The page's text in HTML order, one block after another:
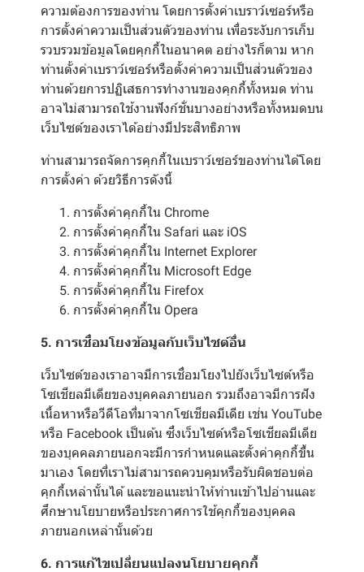
ความต้องการของท่าน โดยการตั้งค่าเบราว์เซอร์หรือ
การตั้งค่าความเป็นส่วนตัวของท่าน เพื่อระงับการเก็บ
รวบรวมข้อมูลโดยคุกกี้ในอนาคต อย่างไรก็ตาม หาก
ท่านตั้งค่าเบราว์เซอร์หรือตั้งค่าความเป็นส่วนตัวของ
ท่านด้วยการปฏิเสธการทำงานของคุกกี้ทั้งหมด ท่าน
อาจไม่สามารถใช้งานฟังก์ชั่นบางอย่างหรือทั้งหมดบน
เว็บไซต์ของเราได้อย่างมีประสิทธิภาพ
ท่านสามารถจัดการคุกกี้ในเบราว์เซอร์ของท่านได้โดย
การตั้งค่า ด้วยวิธีการดังนี้
การตั้งค่าคุกกี้ใน Chrome
การตั้งค่าคุกกี้ใน Safari และ iOS
การตั้งค่าคุกกี้ใน Internet Explorer
การตั้งค่าคุกกี้ใน Microsoft Edge
การตั้งค่าคุกกี้ใน Firefox
การตั้งค่าคุกกี้ใน Opera
5. การเชื่อมโยงข้อมูลกับเว็บไซต์อื่น
เว็บไซต์ของเราอาจมีการเชื่อมโยงไปยังเว็บไซต์หรือ
โซเชียลมีเดียของบุคคลภายนอก รวมถึงอาจมีการฝัง
เนื้อหาหรือวีดีโอที่มาจากโซเชียลมีเดีย เช่น YouTube
หรือ Facebook เป็นต้น ซึ่งเว็บไซต์หรือโซเชียลมีเดีย
ของบุคคลภายนอกจะมีการกำหนดและตั้งค่าคุกกี้ขึ้น
มาเอง โดยที่เราไม่สามารถควบคุมหรือรับผิดชอบต่อ
คุกกี้เหล่านั้นได้ และขอแนะนำให้ท่านเข้าไปอ่านและ
ศึกษานโยบายหรือประกาศการใช้คุกกี้ของบุคคล
ภายนอกเหล่านั้นด้วย
6. การแก้ไขเปลี่ยนแปลงนโยบายคุกกี้